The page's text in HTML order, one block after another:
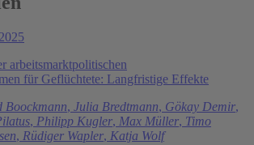
arbeitsmarktpolitischen
für Geflüchtete: Langfristige Effekte
Boockmann, Julia Bredtmann, Gökay Demir,
, Philipp Kugler, Max Müller, Timo
, Rüdiger Wapler, Katja Wolf